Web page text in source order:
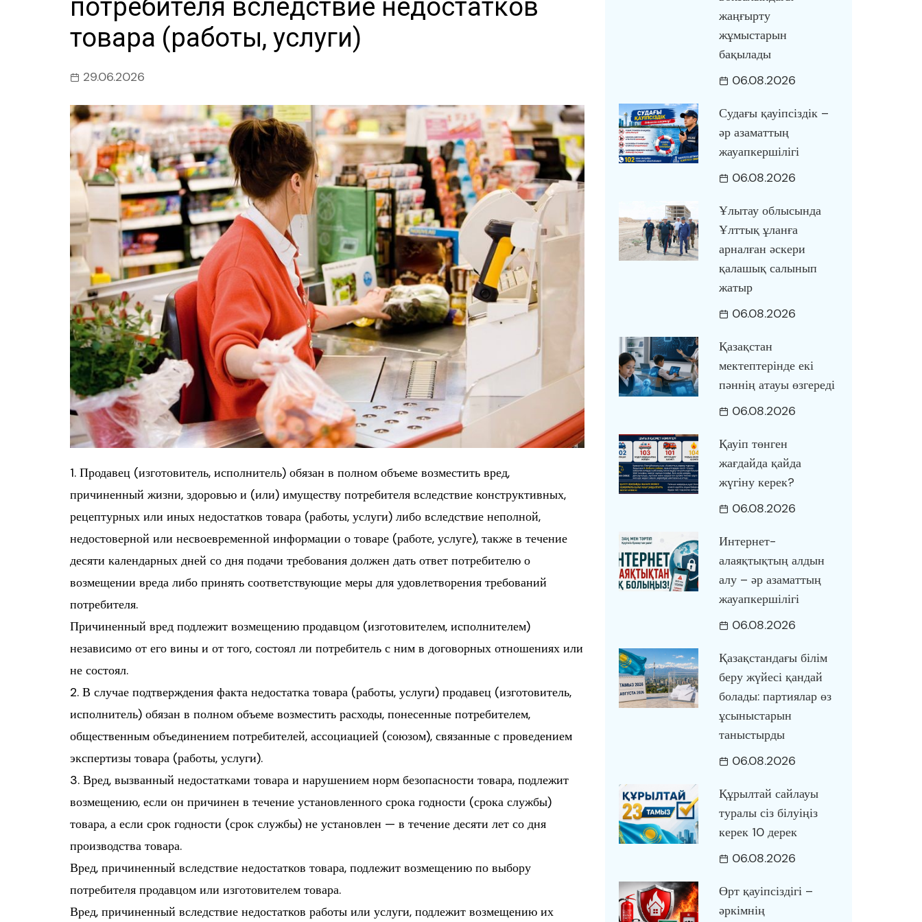
потребителя вследствие недостатков
товара (работы, услуги)
29.06.2026
1. Продавец (изготовитель, исполнитель) обязан в полном объеме возместить вред,
причиненный жизни, здоровью и (или) имуществу потребителя вследствие конструктивных,
рецептурных или иных недостатков товара (работы, услуги) либо вследствие неполной,
недостоверной или несвоевременной информации о товаре (работе, услуге), также в течение
десяти календарных дней со дня подачи требования должен дать ответ потребителю о
возмещении вреда либо принять соответствующие меры для удовлетворения требований
потребителя.
Причиненный вред подлежит возмещению продавцом (изготовителем, исполнителем)
независимо от его вины и от того, состоял ли потребитель с ним в договорных отношениях или
не состоял.
2. В случае подтверждения факта недостатка товара (работы, услуги) продавец (изготовитель,
исполнитель) обязан в полном объеме возместить расходы, понесенные потребителем,
общественным объединением потребителей, ассоциацией (союзом), связанные с проведением
экспертизы товара (работы, услуги).
3. Вред, вызванный недостатками товара и нарушением норм безопасности товара, подлежит
возмещению, если он причинен в течение установленного срока годности (срока службы)
товара, а если срок годности (срок службы) не установлен — в течение десяти лет со дня
производства товара.
Вред, причиненный вследствие недостатков товара, подлежит возмещению по выбору
потребителя продавцом или изготовителем товара.
Вред, причиненный вследствие недостатков работы или услуги, подлежит возмещению их
жаңғырту
жұмыстарын
бақылады
06.08.2026
Судағы қауіпсіздік –
әр азаматтың
жауапкершілігі
06.08.2026
Ұлытау облысында
Ұлттық ұланға
арналған әскери
қалашық салынып
жатыр
06.08.2026
Қазақстан
мектептерінде екі
пәннің атауы өзгереді
06.08.2026
Қауіп төнген
жағдайда қайда
жүгіну керек?
06.08.2026
Интернет-
алаяқтықтың алдын
алу – әр азаматтың
жауапкершілігі
06.08.2026
Қазақстандағы білім
беру жүйесі қандай
болады: партиялар өз
ұсыныстарын
таныстырды
06.08.2026
Құрылтай сайлауы
туралы сіз білуіңіз
керек 10 дерек
06.08.2026
Өрт қауіпсіздігі –
әркімнің